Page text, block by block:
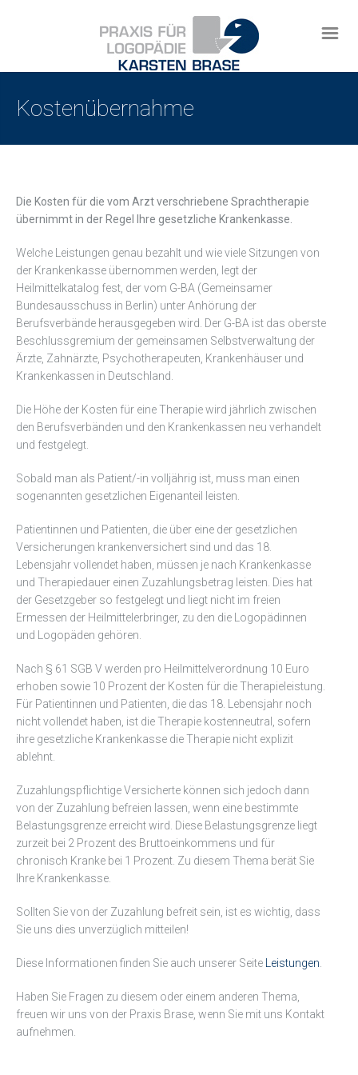
Kostenübernahme
Die Kosten für die vom Arzt verschriebene Sprachtherapie
übernimmt in der Regel Ihre gesetzliche Krankenkasse.
Welche Leistungen genau bezahlt und wie viele Sitzungen von
der Krankenkasse übernommen werden, legt der
Heilmittelkatalog fest, der vom G-BA (Gemeinsamer
Bundesausschuss in Berlin) unter Anhörung der
Berufsverbände herausgegeben wird. Der G-BA ist das oberste
Beschlussgremium der gemeinsamen Selbstverwaltung der
Ärzte, Zahnärzte, Psychotherapeuten, Krankenhäuser und
Krankenkassen in Deutschland.
Die Höhe der Kosten für eine Therapie wird jährlich zwischen
den Berufsverbänden und den Krankenkassen neu verhandelt
und festgelegt.
Sobald man als Patient/-in volljährig ist, muss man einen
sogenannten gesetzlichen Eigenanteil leisten.
Patientinnen und Patienten, die über eine der gesetzlichen
Versicherungen krankenversichert sind und das 18.
Lebensjahr vollendet haben, müssen je nach Krankenkasse
und Therapiedauer einen Zuzahlungsbetrag leisten. Dies hat
der Gesetzgeber so festgelegt und liegt nicht im freien
Ermessen der Heilmittelerbringer, zu den die Logopädinnen
und Logopäden gehören.
Nach § 61 SGB V werden pro Heilmittelverordnung 10 Euro
erhoben sowie 10 Prozent der Kosten für die Therapieleistung.
Für Patientinnen und Patienten, die das 18. Lebensjahr noch
nicht vollendet haben, ist die Therapie kostenneutral, sofern
ihre gesetzliche Krankenkasse die Therapie nicht explizit
ablehnt.
Zuzahlungspflichtige Versicherte können sich jedoch dann
von der Zuzahlung befreien lassen, wenn eine bestimmte
Belastungsgrenze erreicht wird. Diese Belastungsgrenze liegt
zurzeit bei 2 Prozent des Bruttoeinkommens und für
chronisch Kranke bei 1 Prozent. Zu diesem Thema berät Sie
Ihre Krankenkasse.
Sollten Sie von der Zuzahlung befreit sein, ist es wichtig, dass
Sie uns dies unverzüglich mitteilen!
Diese Informationen finden Sie auch unserer Seite Leistungen
Haben Sie Fragen zu diesem oder einem anderen Thema,
freuen wir uns von der Praxis Brase, wenn Sie mit uns Kontakt
aufnehmen.